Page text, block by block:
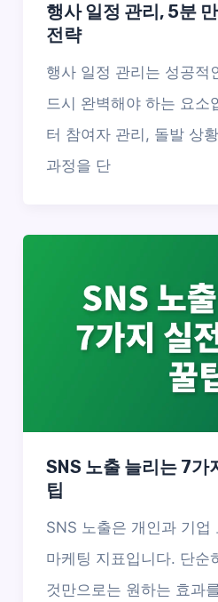
행사 일정 관리, 5분
전략
행사 일정 관리는 성공적
드시 완벽해야 하는 요소
터 참여자 관리, 돌발 상
과정을 단
SNS 노출 늘리는 7가
팁
SNS 노출은 개인과 기업
마케팅 지표입니다. 단순
것만으로는 원하는 효과